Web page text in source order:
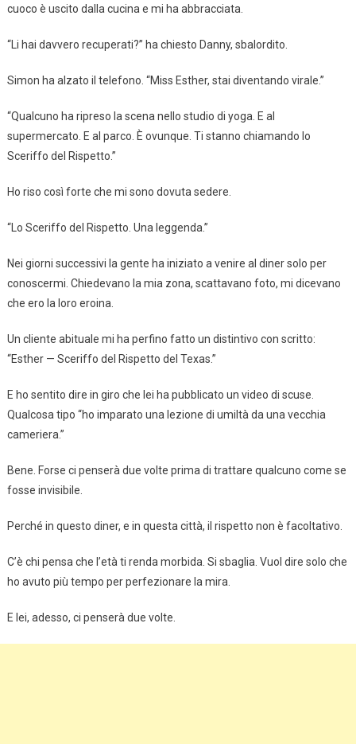
cuoco è uscito dalla cucina e mi ha abbracciata.
“Li hai davvero recuperati?” ha chiesto Danny, sbalordito.
Simon ha alzato il telefono. “Miss Esther, stai diventando virale.”
“Qualcuno ha ripreso la scena nello studio di yoga. E al
supermercato. E al parco. È ovunque. Ti stanno chiamando lo
Sceriffo del Rispetto.”
Ho riso così forte che mi sono dovuta sedere.
“Lo Sceriffo del Rispetto. Una leggenda.”
Nei giorni successivi la gente ha iniziato a venire al diner solo per
conoscermi. Chiedevano la mia zona, scattavano foto, mi dicevano
che ero la loro eroina.
Un cliente abituale mi ha perfino fatto un distintivo con scritto:
“Esther — Sceriffo del Rispetto del Texas.”
E ho sentito dire in giro che lei ha pubblicato un video di scuse.
Qualcosa tipo “ho imparato una lezione di umiltà da una vecchia
cameriera.”
Bene. Forse ci penserà due volte prima di trattare qualcuno come se
fosse invisibile.
Perché in questo diner, e in questa città, il rispetto non è facoltativo.
C’è chi pensa che l’età ti renda morbida. Si sbaglia. Vuol dire solo che
ho avuto più tempo per perfezionare la mira.
E lei, adesso, ci penserà due volte.